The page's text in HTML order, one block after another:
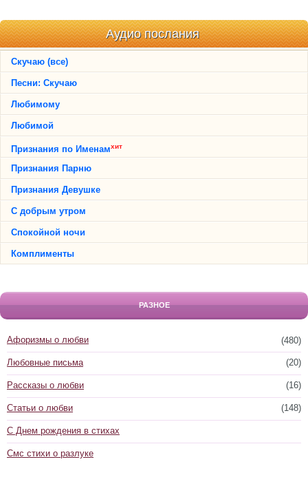
Аудио послания
Скучаю (все)
Песни: Скучаю
Любимому
Любимой
Признания по Именамхит
Признания Парню
Признания Девушке
С добрым утром
Спокойной ночи
Комплименты
РАЗНОЕ
(480)
Афоризмы о любви
(20)
Любовные письма
(16)
Рассказы о любви
(148)
Статьи о любви
С Днем рождения в стихах
Смс стихи о разлуке